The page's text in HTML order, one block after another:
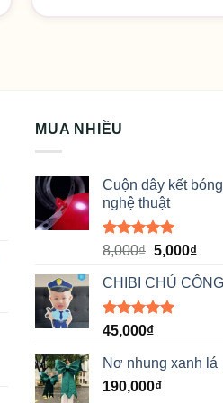
MUA NHIỀU
Cuộn dây kết bóng
nghệ thuật
Được xếp
5 sao
8,000₫ Giá
là:
8,000₫.
5,000₫Giá
tại
CHIBI CHÚ
Được xếp
5 sao
45,000₫
Nơ nhung xanh lá
190,000₫